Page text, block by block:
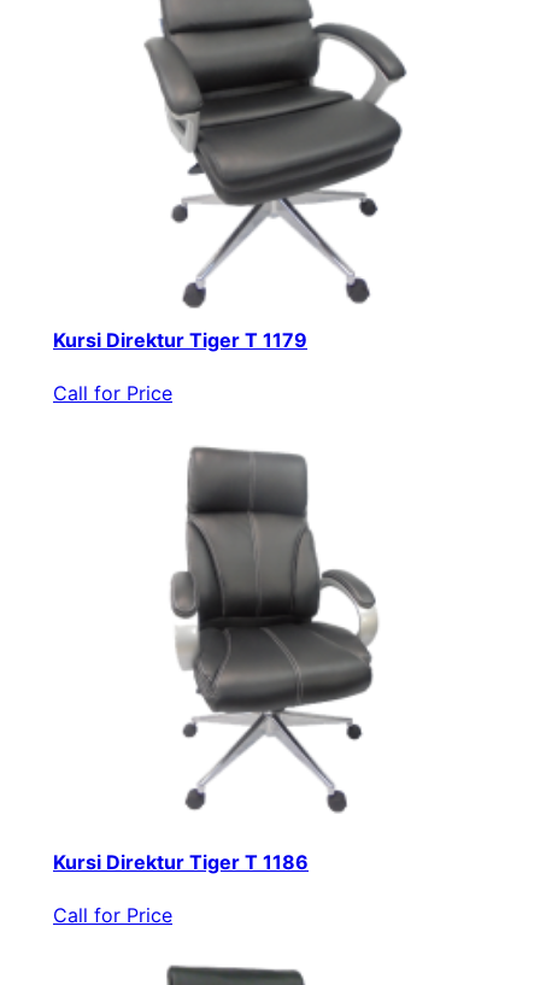
Kursi Direktur Tiger T 1179
Call for Price
Kursi Direktur Tiger T 1186
Call for Price